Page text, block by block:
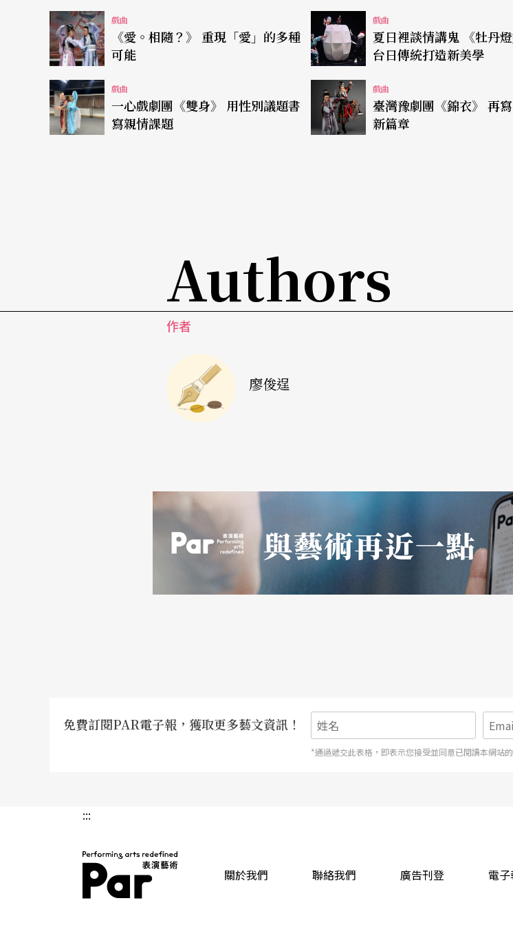
在荒謬的笑鬧情節中體驗「喜劇的悲劇性」
研究所主修表演的阿鼠，全身散發著令人噴飯的無厘頭喜劇節奏，其丑角表演常叫人
自稱師承周星馳的阿鼠，這回卯足了勁，火力全開，要觀眾在荒謬的笑鬧情節中體驗
劇性」，「不用誇張的動作，冷冷的，利用人物性格、節奏來讓觀眾發笑，就像周星
笑是來自於他們很認真，簡而言之就是很『衰』。」此外，即興喜劇的「把戲」（
戲曲
《愛。相隨？》 重現「愛」的多種
可能
戲曲
夏日裡談情講鬼 《牡丹燈籠》密縫
台日傳統打造新美學
戲曲
一心戲劇團《雙身》 用性別議題書
寫親情課題
戲曲
臺灣豫劇團《錦衣》 再寫「復仇」
新篇章
Authors
作者
廖俊逞
免費訂閱PAR電子報，獲取更多藝文資訊！
*通過遞交此表格，即表示您接受並同意已閱讀本網站
:::
關於我們 聯絡我們 廣告刊登 電子